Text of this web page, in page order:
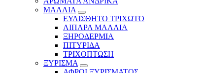
ΜΑΛΛΙΑ
ΕΥΑΙΣΘΗΤΟ ΤΡΙΧΩΤΟ
ΛΙΠΑΡΑ ΜΑΛΛΙΑ
ΞΗΡΟΔΕΡΜΙΑ
ΠΙΤΥΡΙΔΑ
ΤΡΙΧΟΠΤΩΣΗ
ΞΥΡΙΣΜΑ